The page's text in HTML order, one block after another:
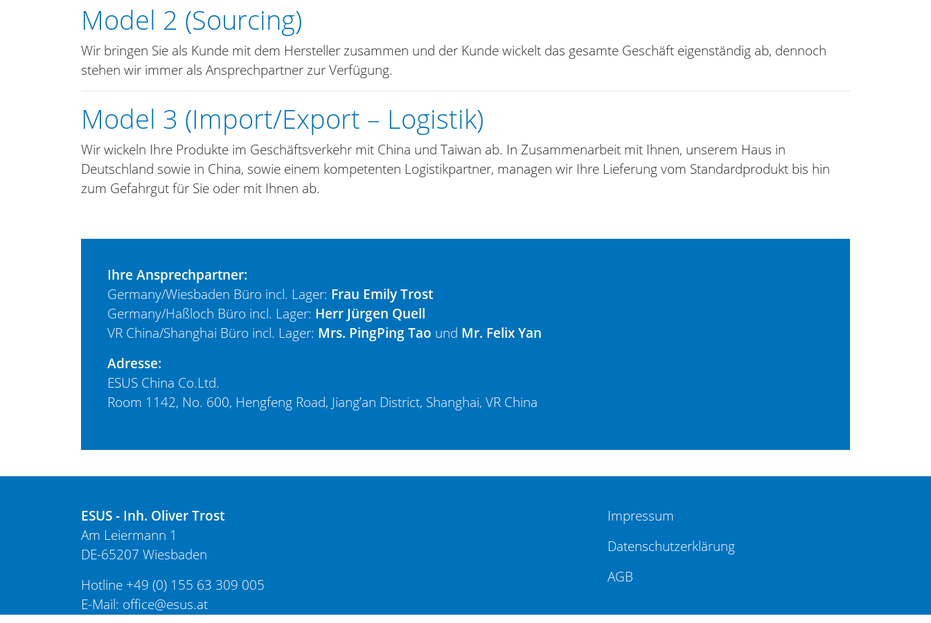
Model 2 (Sourcing)
Wir bringen Sie als Kunde mit dem Hersteller zusammen und der Kunde wickelt das gesamte Geschäft eigenständig ab, dennoch
stehen wir immer als Ansprechpartner zur Verfügung.
Model 3 (Import/Export – Logistik)
Wir wickeln Ihre Produkte im Geschäftsverkehr mit China und Taiwan ab. In Zusammenarbeit mit Ihnen, unserem Haus in
Deutschland sowie in China, sowie einem kompetenten Logistikpartner, managen wir Ihre Lieferung vom Standardprodukt bis hin
zum Gefahrgut für Sie oder mit Ihnen ab.
Ihre Ansprechpartner:
Germany/Wiesbaden Büro incl. Lager: Frau Emily Trost
Germany/Haßloch Büro incl. Lager: Herr Jürgen Quell
VR China/Shanghai Büro incl. Lager: Mrs. PingPing Tao und Mr. Felix Yan
Adresse:
ESUS China Co.Ltd.
Room 1142, No. 600, Hengfeng Road, Jiang’an District, Shanghai, VR China
ESUS - Inh. Oliver Trost
Am Leiermann 1
DE-65207 Wiesbaden
Hotline +49 (0) 155 63 309 005
E-Mail: office@esus.at
Impressum
Datenschutzerklärung
AGB